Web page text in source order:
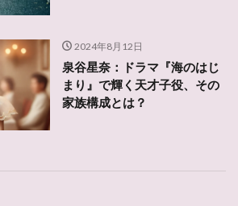
2024年8月12日
泉谷星奈：ドラマ『海のはじ
まり』で輝く天才子役、その
家族構成とは？